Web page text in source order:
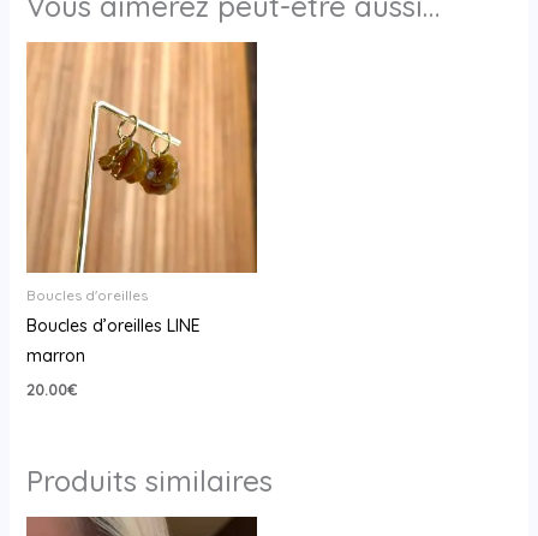
Boucles d'oreilles
Boucles d’oreilles LINE
marron
20.00€
Produits similaires